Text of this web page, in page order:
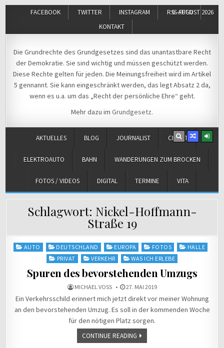
FACEBOOK TWITTER INSTAGRAM
RSS-FEED
KONTAKT
6. AUGUST 2026
Michael Voß
Die Grundrechte des Grundgesetzes sind das unantastbare Recht
der Demokratie. Sie sind wichtig und müssen geschützt werden.
Diese Rechte gelten für jeden. Die Meinungsfreiheit wird im Artikel
5 gennannt. Sie kann eingeschränkt werden, das legt Absatz 2 da,
wenn es u.a. um das „Recht der persönliche Ehre“ geht.
Mehr dazu im Grundgesetz.
AKTUELLES BLOG JOURNALIST CHRIST
ELEKTROAUTO BAHN WANDERUNGEN ZUM BROCKEN
FOTOS / VIDEOS DIGITAL TERMINE VITA
Schlagwort: Nickel-Hoffmann-
Straße 19
Posted
AUTO DEUTSCHLAND EUROPA FOTOS
HALLE
PRIVAT
VERKEHR WAS ICH ERLEBE
Spuren des bevorstehenden Umzugs
MICHAEL VOSS 27. MAI 2019
Ein Verkehrsschild erinnert mich jetzt direkt vor meiner Wohnung
an den bevorstehenden Umzug. Es soll in der kommenden Woche
für den nötigen Platz sorgen.
CONTINUE READING